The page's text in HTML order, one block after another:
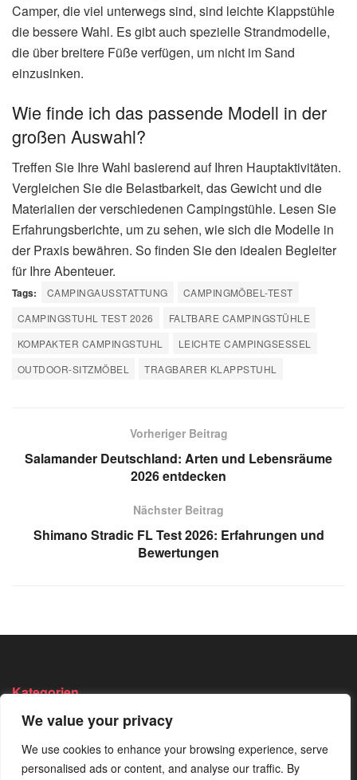
We value your privacy
We use cookies to enhance your browsing experience, serve
personalised ads or content, and analyse our traffic. By
Camper, die viel unterwegs sind, sind leichte Klappstühle
die bessere Wahl. Es gibt auch spezielle Strandmodelle,
die über breitere Füße verfügen, um nicht im Sand
einzusinken.
Wie finde ich das passende Modell in der
großen Auswahl?
Treffen Sie Ihre Wahl basierend auf Ihren Hauptaktivitäten.
Vergleichen Sie die Belastbarkeit, das Gewicht und die
Materialien der verschiedenen Campingstühle. Lesen Sie
Erfahrungsberichte, um zu sehen, wie sich die Modelle in
der Praxis bewähren. So finden Sie den idealen Begleiter
für Ihre Abenteuer.
Tags: CAMPINGAUSSTATTUNG
CAMPINGMÖBEL-TEST
CAMPINGSTUHL TEST 2026
FALTBARE CAMPINGSTÜHLE
KOMPAKTER CAMPINGSTUHL
LEICHTE CAMPINGSESSEL
OUTDOOR-SITZMÖBEL
TRAGBARER KLAPPSTUHL
Vorheriger Beitrag
Salamander Deutschland: Arten und Lebensräume
2026 entdecken
Nächster Beitrag
Shimano Stradic FL Test 2026: Erfahrungen und
Bewertungen
Kategorien
Angeln
Bushcraft
Camping
Survival
Trekking
Von Der
Wissen